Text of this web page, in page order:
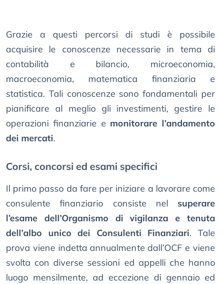
Grazie a questi percorsi di studi è possibile
acquisire le conoscenze necessarie in tema di
contabilità e bilancio, microeconomia,
macroeconomia, matematica finanziaria e
statistica. Tali conoscenze sono fondamentali per
pianificare al meglio gli investimenti, gestire le
operazioni finanziarie e monitorare l’andamento
dei mercati.
Corsi, concorsi ed esami specifici
Il primo passo da fare per iniziare a lavorare come
consulente finanziario consiste nel superare
l’esame dell’Organismo di vigilanza e tenuta
dell’albo unico dei Consulenti Finanziari. Tale
prova viene indetta annualmente dall’OCF e viene
svolta con diverse sessioni ed appelli che hanno
luogo mensilmente, ad eccezione di gennaio ed